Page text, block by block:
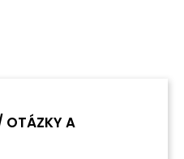
OTÁZKY A